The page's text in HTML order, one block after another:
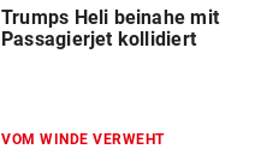
Trumps Heli beinahe mit
Passagierjet kollidiert
VOM WINDE VERWEHT